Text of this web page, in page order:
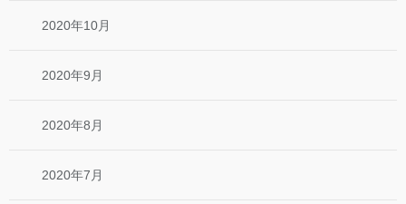
2020年10月
2020年9月
2020年8月
2020年7月